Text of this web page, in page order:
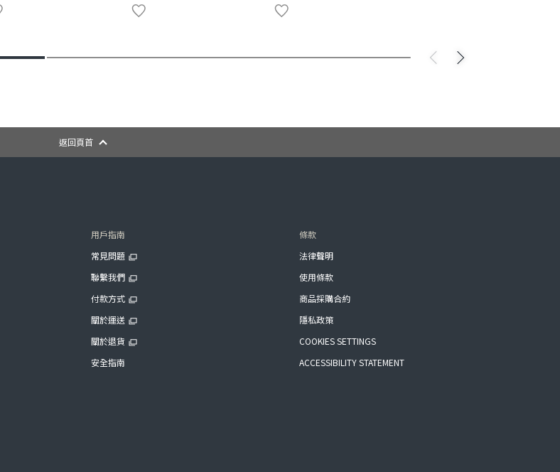
返回頁首
用戶指南
常見問題
聯繫我們
付款方式
關於運送
關於退貨
安全指南
條款
法律聲明
使用條款
商品採購合約
隱私政策
COOKIES SETTINGS
ACCESSIBILITY STATEMENT